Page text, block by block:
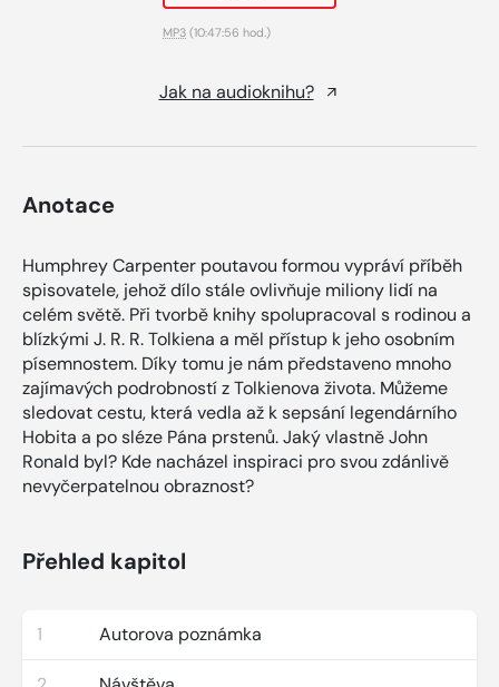
MP3 (10:47:56 hod.)
Jak na audioknihu?
Anotace
Humphrey Carpenter poutavou formou vypráví příběh
spisovatele, jehož dílo stále ovlivňuje miliony lidí na
celém světě. Při tvorbě knihy spolupracoval s rodinou a
blízkými J. R. R. Tolkiena a měl přístup k jeho osobním
písemnostem. Díky tomu je nám představeno mnoho
zajímavých podrobností z Tolkienova života. Můžeme
sledovat cestu, která vedla až k sepsání legendárního
Hobita a po sléze Pána prstenů. Jaký vlastně John
Ronald byl? Kde nacházel inspiraci pro svou zdánlivě
nevyčerpatelnou obraznost?
Přehled kapitol
1 Autorova poznámka